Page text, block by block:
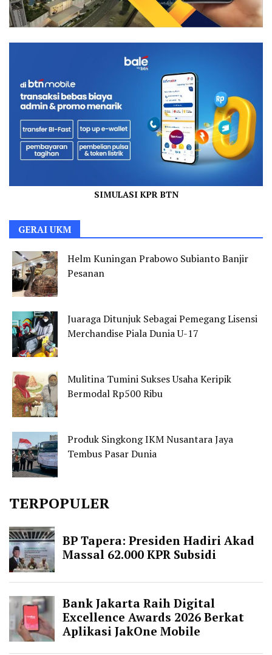
SIMULASI KPR BTN
GERAI UKM
Helm Kuningan Prabowo Subianto Banjir
Pesanan
Juaraga Ditunjuk Sebagai Pemegang Lisensi
Merchandise Piala Dunia U-17
Mulitina Tumini Sukses Usaha Keripik
Bermodal Rp500 Ribu
Produk Singkong IKM Nusantara Jaya
Tembus Pasar Dunia
TERPOPULER